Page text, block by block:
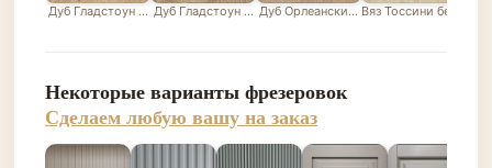
Дуб Гладстоун песочныйДуб Гладстоун серо-бежевыйДуб Орлеанский песочно-бежевый
Вяз Тоссини белый
Некоторые варианты фрезеровок
Сделаем любую вашу на заказ